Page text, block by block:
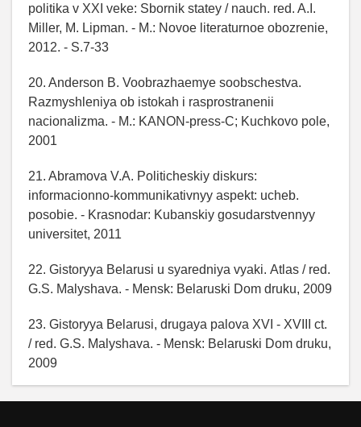
politika v XXI veke: Sbornik statey / nauch. red. A.I.
Miller, M. Lipman. - M.: Novoe literaturnoe obozrenie,
2012. - S.7-33
20. Anderson B. Voobrazhaemye soobschestva.
Razmyshleniya ob istokah i rasprostranenii
nacionalizma. - M.: KANON-press-C; Kuchkovo pole,
2001
21. Abramova V.A. Politicheskiy diskurs:
informacionno-kommunikativnyy aspekt: ucheb.
posobie. - Krasnodar: Kubanskiy gosudarstvennyy
universitet, 2011
22. Gіstoryya Belarusі u syarednіya vyakі. Atlas / red.
G.S. Malyshava. - Mensk: Belaruskі Dom druku, 2009
23. Gіstoryya Belarusі, drugaya palova XVI - XVIII ct.
/ red. G.S. Malyshava. - Mensk: Belaruskі Dom druku,
2009